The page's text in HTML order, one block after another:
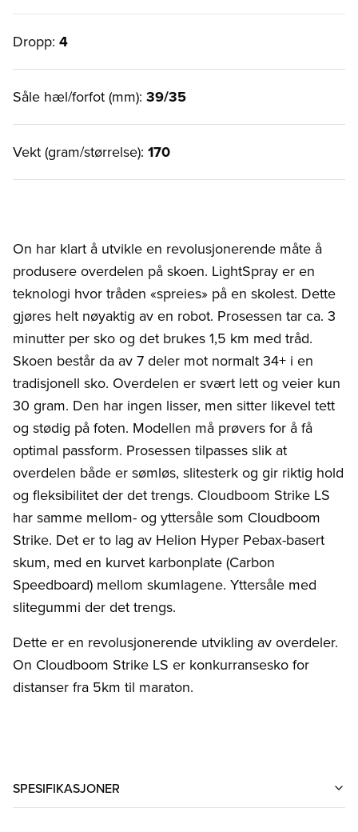
Dropp: 4
Såle hæl/forfot (mm): 39/35
Vekt (gram/størrelse): 170
On har klart å utvikle en revolusjonerende måte å
produsere overdelen på skoen. LightSpray er en
teknologi hvor tråden «spreies» på en skolest. Dette
gjøres helt nøyaktig av en robot. Prosessen tar ca. 3
minutter per sko og det brukes 1,5 km med tråd.
Skoen består da av 7 deler mot normalt 34+ i en
tradisjonell sko. Overdelen er svært lett og veier kun
30 gram. Den har ingen lisser, men sitter likevel tett
og stødig på foten. Modellen må prøvers for å få
optimal passform. Prosessen tilpasses slik at
overdelen både er sømløs, slitesterk og gir riktig hold
og fleksibilitet der det trengs. Cloudboom Strike LS
har samme mellom- og yttersåle som Cloudboom
Strike. Det er to lag av Helion Hyper Pebax-basert
skum, med en kurvet karbonplate (Carbon
Speedboard) mellom skumlagene. Yttersåle med
slitegummi der det trengs.
Dette er en revolusjonerende utvikling av overdeler.
On Cloudboom Strike LS er konkurransesko for
distanser fra 5km til maraton.
SPESIFIKASJONER